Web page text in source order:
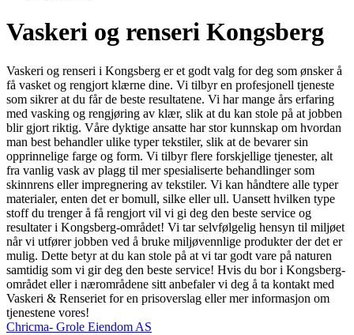
Vaskeri og renseri Kongsberg
Vaskeri og renseri i Kongsberg er et godt valg for deg som ønsker å
få vasket og rengjort klærne dine. Vi tilbyr en profesjonell tjeneste
som sikrer at du får de beste resultatene. Vi har mange års erfaring
med vasking og rengjøring av klær, slik at du kan stole på at jobben
blir gjort riktig. Våre dyktige ansatte har stor kunnskap om hvordan
man best behandler ulike typer tekstiler, slik at de bevarer sin
opprinnelige farge og form. Vi tilbyr flere forskjellige tjenester, alt
fra vanlig vask av plagg til mer spesialiserte behandlinger som
skinnrens eller impregnering av tekstiler. Vi kan håndtere alle typer
materialer, enten det er bomull, silke eller ull. Uansett hvilken type
stoff du trenger å få rengjort vil vi gi deg den beste service og
resultater i Kongsberg-området! Vi tar selvfølgelig hensyn til miljøet
når vi utfører jobben ved å bruke miljøvennlige produkter der det er
mulig. Dette betyr at du kan stole på at vi tar godt vare på naturen
samtidig som vi gir deg den beste service! Hvis du bor i Kongsberg-
området eller i nærområdene sitt anbefaler vi deg å ta kontakt med
Vaskeri & Renseriet for en prisoverslag eller mer informasjon om
tjenestene vores!
Chricma- Grole Eiendom AS